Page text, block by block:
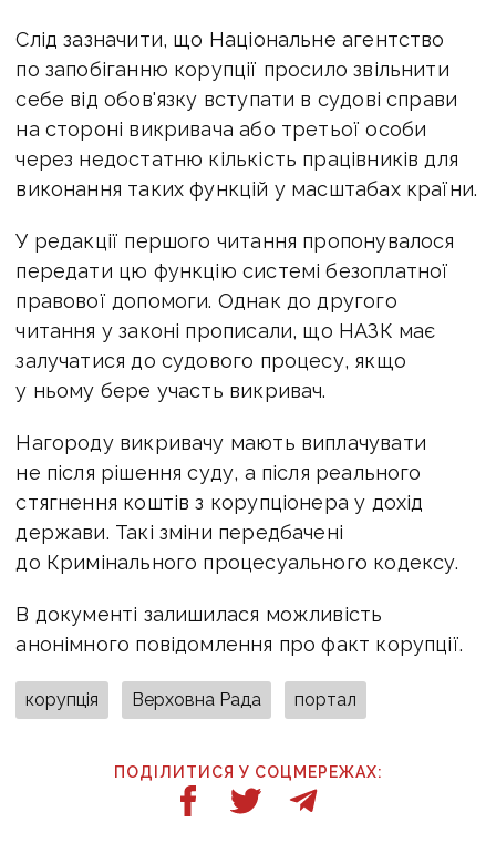
Слід зазначити, що Національне агентство
по запобіганню корупції просило звільнити
себе від обов'язку вступати в судові справи
на стороні викривача або третьої особи
через недостатню кількість працівників для
виконання таких функцій у масштабах країни.
У редакції першого читання пропонувалося
передати цю функцію системі безоплатної
правової допомоги. Однак до другого
читання у законі прописали, що НАЗК має
залучатися до судового процесу, якщо
у ньому бере участь викривач.
Нагороду викривачу мають виплачувати
не після рішення суду, а після реального
стягнення коштів з корупціонера у дохід
держави. Такі зміни передбачені
до Кримінального процесуального кодексу.
В документі залишилася можливість
анонімного повідомлення про факт корупції.
корупція Верховна Рада портал
ПОДІЛИТИСЯ У СОЦМЕРЕЖАХ: